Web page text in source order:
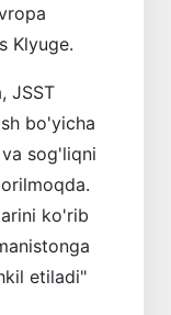
Klyuge.
JSST
bo'yicha
sog'liqni
ko'rib
etiladi"